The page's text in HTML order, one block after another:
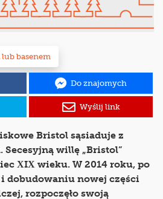
lub basenem
Do znajomych
Wyślij link
Bristol sąsiaduje z
willę „Bristol”
XIX wieku. W 2014 roku, po
dobudowaniu nowej części
rozpoczęło swoją